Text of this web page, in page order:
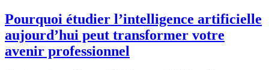
Pourquoi étudier l’intelligence artificielle
aujourd’hui peut transformer votre
avenir professionnel